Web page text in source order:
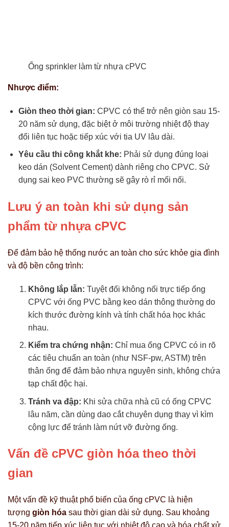
Ống sprinkler làm từ nhựa cPVC
Nhược điểm:
Giòn theo thời gian: CPVC có thể trở nên giòn sau 15-
20 năm sử dụng, đặc biệt ở môi trường nhiệt độ thay
đổi liên tục hoặc tiếp xúc với tia UV lâu dài.
Yêu cầu thi công khắt khe: Phải sử dụng đúng loại
keo dán (Solvent Cement) dành riêng cho CPVC. Sử
dụng sai keo PVC thường sẽ gây rò rỉ mối nối.
Lưu ý an toàn khi sử dụng sản
phẩm từ nhựa cPVC
Để đảm bảo hệ thống nước an toàn cho sức khỏe gia đình
và độ bền công trình:
Không lắp lẫn: Tuyệt đối không nối trực tiếp ống
CPVC với ống PVC bằng keo dán thông thường do
kích thước đường kính và tính chất hóa học khác
nhau.
Kiểm tra chứng nhận: Chỉ mua ống CPVC có in rõ
các tiêu chuẩn an toàn (như NSF-pw, ASTM) trên
thân ống để đảm bảo nhựa nguyên sinh, không chứa
tạp chất độc hại.
Tránh va đập: Khi sửa chữa nhà cũ có ống CPVC
lâu năm, cần dùng dao cắt chuyên dụng thay vì kìm
cộng lực để tránh làm nứt vỡ đường ống.
Vấn đề cPVC giòn hóa theo thời
gian
Một vấn đề kỹ thuật phổ biến của ống cPVC là hiện
tượng giòn hóa sau thời gian dài sử dụng. Sau khoảng
15-20 năm tiếp xúc liên tục với nhiệt độ cao và hóa chất xử